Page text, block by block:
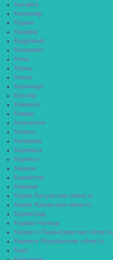
Катайск
Качканар
Кашин
Кашира
Кедровый
Кемерово
Кемь
Керчь
Кизел
Кизилюрт
Кизляр
Кимовск
Кимры
Кингисепп
Кинель
Кинешма
Киреевск
Киренск
Киржач
Кириллов
Кириши
Киров Калужская область
Киров Кировская область
Кировград
Кирово-Чепецк
Кировск Ленинградская область
Кировск Мурманская область
Кирс